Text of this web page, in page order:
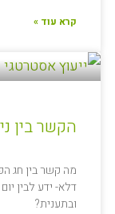
קרא עוד »
הקשר בין
מה קשר בין חג
דלא- ידע לבין
ובתענית?